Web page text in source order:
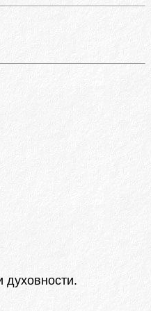
духовности.